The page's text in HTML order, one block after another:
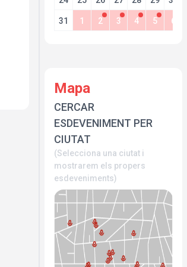
31 1 2 3 4 5 6
Mapa
CERCAR
ESDEVENIMENT PER
CIUTAT
(Selecciona una ciutat i
mostrarem els propers
esdeveniments)